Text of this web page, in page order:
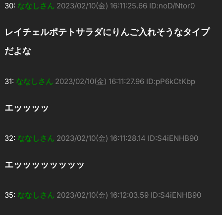
30: ななしさん 2023/02/10(金) 16:11:25.66 ID:noD/Ntor0
レイチェルポテトサラダにりんご入れそうなタイプ
だよな
31: ななしさん 2023/02/10(金) 16:11:27.96 ID:pP6kCtKbp
エッッッッ
32: ななしさん 2023/02/10(金) 16:11:28.14 ID:S4iENHB90
エッッッッッッッッ
35: ななしさん 2023/02/10(金) 16:12:03.59 ID:S4iENHB90